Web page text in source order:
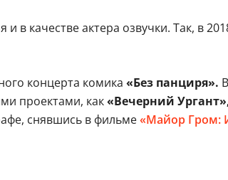
в качестве актера озвучки. Так, в
концерта комика «Без панциря».
проектами, как«Вечерний
снявшись в фильме«Майор Гром: